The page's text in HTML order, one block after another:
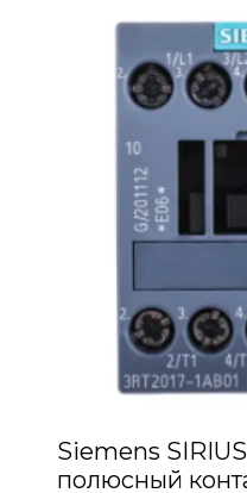
Siemens
полюсный